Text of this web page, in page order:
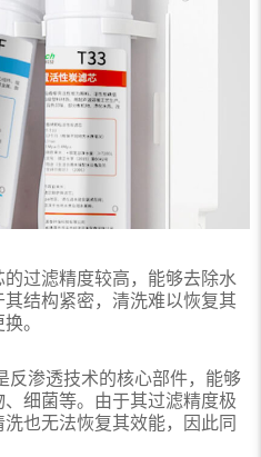
过滤精度较高，能够去除水
结构紧密，清洗难以恢复其
。
反渗透技术的核心部件，能够
细菌等。由于其过滤精度极
也无法恢复其效能，因此同